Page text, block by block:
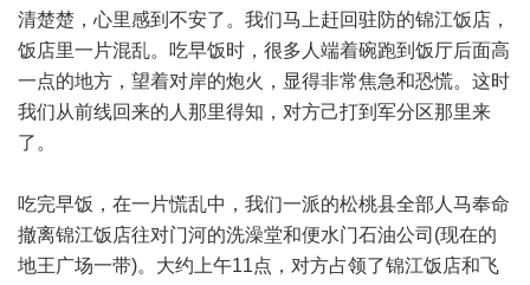
清楚楚，心里感到不安了。我们马上赶回驻防的锦江饭店，
饭店里一片混乱。吃早饭时，很多人端着碗跑到饭厅后面高
一点的地方，望着对岸的炮火，显得非常焦急和恐慌。这时
我们从前线回来的人那里得知，对方己打到军分区那里来
了。
吃完早饭，在一片慌乱中，我们一派的松桃县全部人马奉命
撤离锦江饭店往对门河的洗澡堂和便水门石油公司(现在的
地王广场一带)。大约上午11点，对方占领了锦江饭店和飞